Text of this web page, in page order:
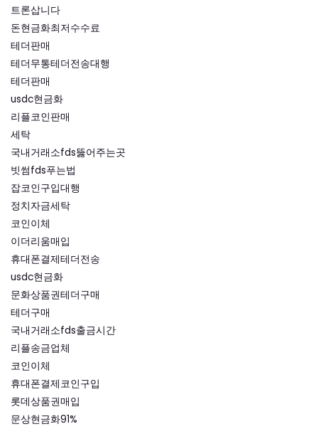
트론삽니다
돈현금화최저수수료
테더판매
테더무통테더전송대행
테더판매
usdc현금화
리플코인판매
세탁
국내거래소fds뚫어주는곳
빗썸fds푸는법
잡코인구입대행
정치자금세탁
코인이체
이더리움매입
휴대폰결제테더전송
usdc현금화
문화상품권테더구매
테더구매
국내거래소fds출금시간
리플송금업체
코인이체
휴대폰결제코인구입
롯데상품권매입
문상현금화91%